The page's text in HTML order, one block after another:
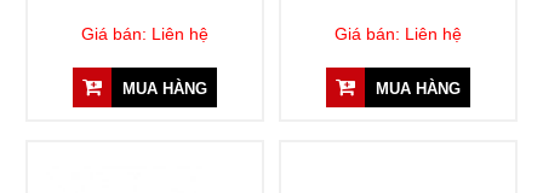
Giá bán: Liên hệ
MUA HÀNG
Giá bán: Liên hệ
MUA HÀNG